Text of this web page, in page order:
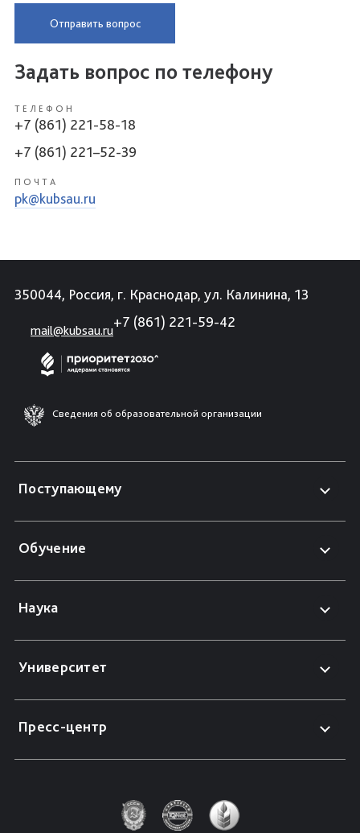
Отправить вопрос
Задать вопрос по телефону
ТЕЛЕФОН
+7 (861) 221-58-18
+7 (861) 221–52-39
ПОЧТА
pk@kubsau.ru
350044, Россия, г. Краснодар, ул. Калинина, 13
mail@kubsau.ru
+7 (861) 221-59-42
Сведения об образовательной организации
Поступающему
Обучение
Наука
Университет
Пресс-центр